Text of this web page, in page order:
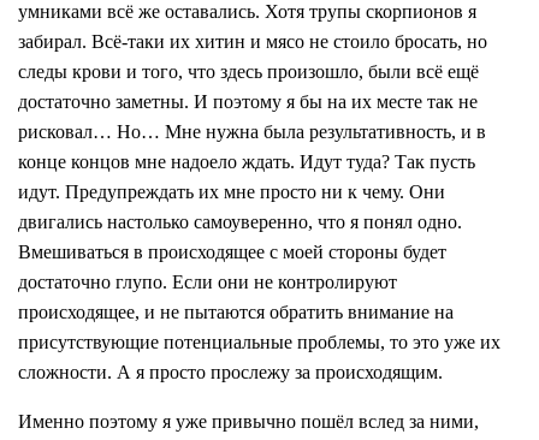
умниками всё же оставались. Хотя трупы скорпионов я
забирал. Всё-таки их хитин и мясо не стоило бросать, но
следы крови и того, что здесь произошло, были всё ещё
достаточно заметны. И поэтому я бы на их месте так не
рисковал… Но… Мне нужна была результативность, и в
конце концов мне надоело ждать. Идут туда? Так пусть
идут. Предупреждать их мне просто ни к чему. Они
двигались настолько самоуверенно, что я понял одно.
Вмешиваться в происходящее с моей стороны будет
достаточно глупо. Если они не контролируют
происходящее, и не пытаются обратить внимание на
присутствующие потенциальные проблемы, то это уже их
сложности. А я просто прослежу за происходящим.
Именно поэтому я уже привычно пошёл вслед за ними,